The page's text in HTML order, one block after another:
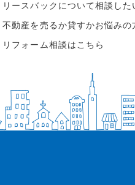
リースバックについて相談した
不動産を売るか貸すかお悩みの
リフォーム相談はこちら